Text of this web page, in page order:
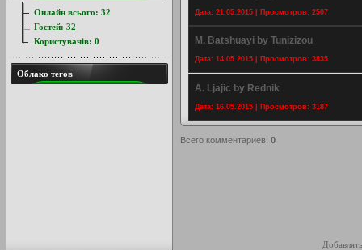
Дата: 21.05.2015 | Просмотров: 2507
M. Batshuayi by Tunizizou
Дата: 14.05.2015 | Просмотров: 3835
A. Ljajic by Rednik
Дата: 16.05.2015 | Просмотров: 3187
Всего комментариев: 0
Онлайн всього: 32
Гостей: 32
Користувачів: 0
Облако тегов